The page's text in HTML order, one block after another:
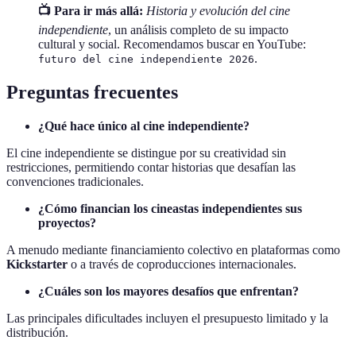
📺 Para ir más allá: Historia y evolución del cine
independiente, un análisis completo de su impacto
cultural y social. Recomendamos buscar en YouTube:
futuro del cine independiente 2026.
Preguntas frecuentes
¿Qué hace único al cine independiente?
El cine independiente se distingue por su creatividad sin
restricciones, permitiendo contar historias que desafían las
convenciones tradicionales.
¿Cómo financian los cineastas independientes sus
proyectos?
A menudo mediante financiamiento colectivo en plataformas como
Kickstarter o a través de coproducciones internacionales.
¿Cuáles son los mayores desafíos que enfrentan?
Las principales dificultades incluyen el presupuesto limitado y la
distribución.